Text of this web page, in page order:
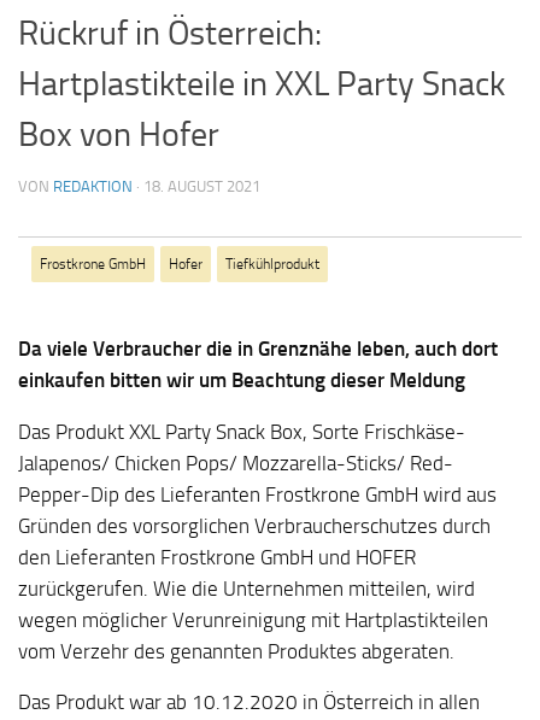
Rückruf in Österreich:
Hartplastikteile in XXL Party Snack
Box von Hofer
VON REDAKTION · 18. AUGUST 2021
Frostkrone GmbH Hofer Tiefkühlprodukt
Da viele Verbraucher die in Grenznähe leben, auch dort
einkaufen bitten wir um Beachtung dieser Meldung
Das Produkt XXL Party Snack Box, Sorte Frischkäse-
Jalapenos/ Chicken Pops/ Mozzarella-Sticks/ Red-
Pepper-Dip des Lieferanten Frostkrone GmbH wird aus
Gründen des vorsorglichen Verbraucherschutzes durch
den Lieferanten Frostkrone GmbH und HOFER
zurückgerufen. Wie die Unternehmen mitteilen, wird
wegen möglicher Verunreinigung mit Hartplastikteilen
vom Verzehr des genannten Produktes abgeraten.
Das Produkt war ab 10.12.2020 in Österreich in allen